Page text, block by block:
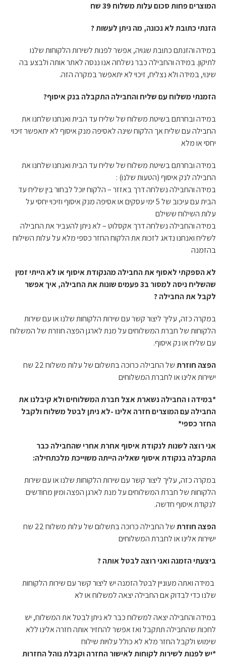
המוצרים פחות סכום עלות משלוח 39 שח
הזנתי כתובת לא נכונה, מה ניתן לעשות ?
במידה והזנתם כתובת שגויה, אפשר לפנות לשירות הלקוחות שלנו
לתיקון. במידה והחבילה כבר נשלחה אנו ננסה לאתר אותה ולבצע בה
שינוי, במידה ולא נצליח, זיכוי לא יתאפשר במקרה הזה.
הזמנתי משלוח עם שליח והחבילה התקבלה בנק איסוף?
במידה ובחרתם בשיטת משלוח של שליח עד הבית ואנחנו שלחנו את
החבילה עם שליח אך הלקוח שינה לאסיפה מנק איסוף לא יתאפשר זיכוי
יחסי או מלא
במידה ובחרתם בשיטת משלוח של שליח עד הבית ואנחנו שלחנו את
החבילה לנק איסוף (הטעות שלנו) :
במידה והחבילה נשלחה דרך באזזר – הלקוח יוכל לבחור בין שליח עד
הבית עם עיכוב של 5 ימי עסקים או אסיפה מנק איסוף וזיכוי יחסי על
עלות השילוח ששילם
במידה והחבילה נשלחה דרך אקסלוט – לא ניתן להעביר את החבילה
לשליח ואנחנו נדאג לזכות את הלקוח החזר כספי מלא על עלות השילוח
בהזמנה
לא הספקתי לאסוף את החבילה מהנקודת איסוף או לא הייתי זמין
שהשליח ניסה למסור ב3 פעמים שונות את החבילה, איך אפשר
לקבל את החבילה ?
במקרה כזה, עליך ליצור קשר עם שירות הלקוחות שלנו או עם שירות
הלקוחות של חברת המשלוחים על מנת לארגן הפצה חוזרת של המשלוח
עם שליח או נק איסוף.
הפצה חוזרת
של החבילה כרוכה בתשלום של עלות משלוח 22 שח
ישירות אלינו או לחברת המשלוחים
*במידה ו החבילה נשארת אצל חברת המשלוחים ולא קיבלנו את
החבילה עם המוצרים חזרה אלינו -לא ניתן לבטל משלוח ולקבל
החזר כספי*
אני רוצה לשנות לנקודת איסוף אחרת אחרי שהחבילה כבר
התקבלה בנקודת איסוף שאליה הייתה משוייכת מלכתחילה:
במקרה כזה, עליך ליצור קשר עם שירות הלקוחות שלנו או עם שירות
הלקוחות של חברת המשלוחים על מנת לארגן הפצה ומיון מחודשים
לנקודת איסוף חדשה.
הפצה חוזרת
של החבילה כרוכה בתשלום של עלות משלוח 22 שח
ישירות אלינו או לחברת המשלוחים
ביצעתי הזמנה ואני רוצה לבטל אותה ?
במידה ואתה מעוניין לבטל הזמנה יש ליצור קשר עם שירות הלקוחות
שלנו כדי לבדוק אם החבילה יצאה למשלוח או לא
במידה והחבילה יצאה למשלוח כבר לא ניתן לבטל את המשלוח, יש
לחכות שהחבילה תתקבל ואז אפשר להחזיר אותה חזרה אלינו ללא
שימוש ולקבל החזר מלא לא כולל עלויות שילוח
*יש לפנות לשירות לקוחות לאישור החזרה וקבלת נוהל החזרות